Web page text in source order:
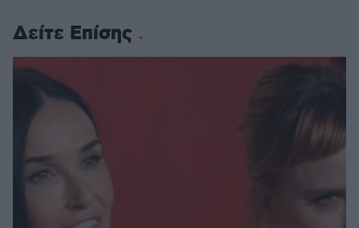
Δείτε Επίσης